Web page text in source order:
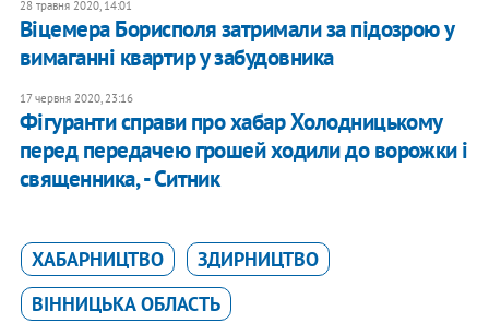
28 травня 2020, 14:01
Віцемера Борисполя затримали за підозрою у
вимаганні квартир у забудовника
17 червня 2020, 23:16
Фігуранти справи про хабар Холодницькому
перед передачею грошей ходили до ворожки і
священника, - Ситник
ХАБАРНИЦТВО
ЗДИРНИЦТВО
ВІННИЦЬКА ОБЛАСТЬ